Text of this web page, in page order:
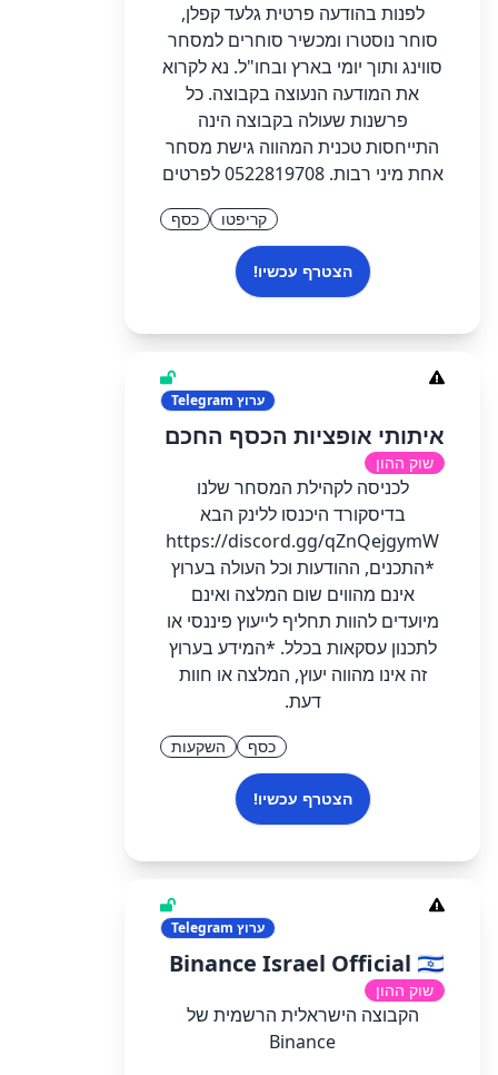
לפנות בהודעה פרטית גלעד קפלן,
סוחר נוסטרו ומכשיר סוחרים למסחר
סווינג ותוך יומי בארץ ובחו"ל. נא לקרוא
את המודעה הנעוצה בקבוצה. כל
פרשנות שעולה בקבוצה הינה
התייחסות טכנית המהווה גישת מסחר
אחת מיני רבות. 0522819708 לפרטים
קריפטו כסף
הצטרף עכשיו!
ערוץ
איתותי אופציות הכסף החכם
שוק ההון
לכניסה לקהילת המסחר שלנו
בדיסקורד היכנסו ללינק הבא
https://discord.gg/qZnQejgymW
*התכנים, ההודעות וכל העולה בערוץ
אינם מהווים שום המלצה ואינם
מיועדים להוות תחליף לייעוץ פיננסי או
לתכנון עסקאות בכלל. *המידע בערוץ
זה אינו מהווה יעוץ, המלצה או חוות
דעת.
כסף השקעות
הצטרף עכשיו!
ערוץ
Binance Israel Official 🇮🇱
שוק ההון
הקבוצה הישראלית הרשמית של
Binance